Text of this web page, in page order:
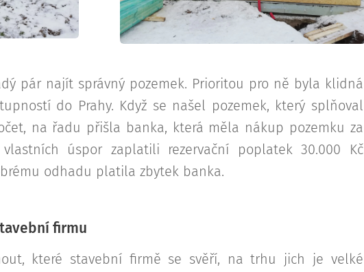
pár najít správný pozemek. Prioritou pro ně byla klidná
do Prahy. Když se našel pozemek, který splňoval
na řadu přišla banka, která měla nákup pozemku za
úspor zaplatili rezervační poplatek 30.000 Kč
odhadu platila zbytek banka.
firmu
které stavební firmě se svěří, na trhu jich je velké